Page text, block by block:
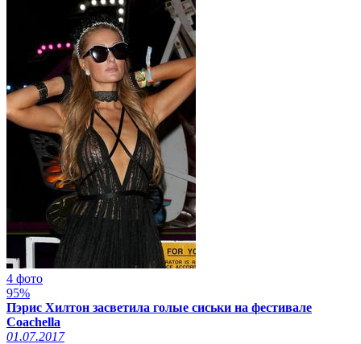
4 фото
95%
Пэрис Хилтон засветила голые сиськи на фестивале
Coachella
01.07.2017